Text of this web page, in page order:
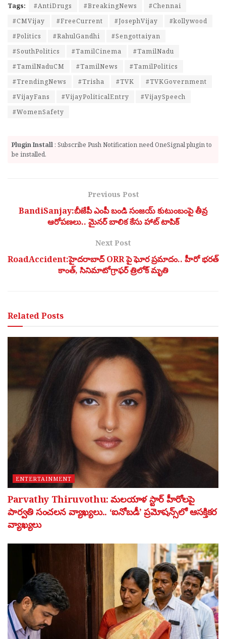
Tags: #AntiDrugs #BreakingNews
#Chennai
#CMVijay
#FreeCurrent #JosephVijay
#kollywood
#Politics
#RahulGandhi
#Sengottaiyan
#SouthPolitics
#TamilCinema​
#TamilNadu
#TamilNaduCM
#TamilNews
#TamilPolitics
#TrendingNews
#Trisha #TVK
#TVKGovernment
#VijayFans
#VijayPoliticalEntry
#VijaySpeech
#WomenSafety
Plugin Install : Subscribe Push Notification need OneSignal plugin to
be installed.
Previous Post
BandiSanjay:బీజేపీ ఎంపీ బండి సంజయ్ కుటుంబంపై తీవ్ర
ఆరోపణలు.. మైనర్ బాలిక కేసు హాట్ టాపిక్
Next Post
RoadAccident:హైదరాబాద్ ORR పై ఘోర ప్రమాదం.. హీరో భరత్
కాంత్, సినిమాటోగ్రాఫర్ త్రిలోక్ మృతి
RelatedPosts
ENTERTAINMENT
Parvathy Thiruvothu: మలయాళ స్టార్ హీరోలపై
పార్వతి సంచలన వ్యాఖ్యలు.. ‘ఐనోబడీ’ ప్రమోషన్స్‌లో ఆసక్తికర
వ్యాఖ్యలు